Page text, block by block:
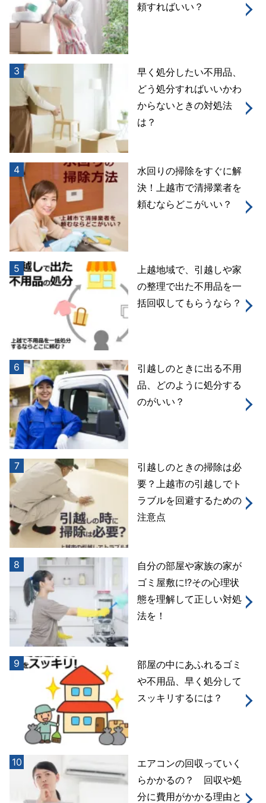
頼すればいい？
3
早く処分したい不用品、
どう処分すればいいかわ
からないときの対処法
は？
4
水回りの掃除をすぐに解
決！上越市で清掃業者を
頼むならどこがいい？
5
上越地域で、引越しや家
の整理で出た不用品を一
括回収してもらうなら？
6
引越しのときに出る不用
品、どのように処分する
のがいい？
7
引越しのときの掃除は必
要？上越市の引越しでト
ラブルを回避するための
注意点
8
自分の部屋や家族の家が
ゴミ屋敷に!?その心理状
態を理解して正しい対処
法を！
9
部屋の中にあふれるゴミ
や不用品、早く処分して
スッキリするには？
10
エアコンの回収っていく
らかかるの？ 回収や処
分に費用がかかる理由と